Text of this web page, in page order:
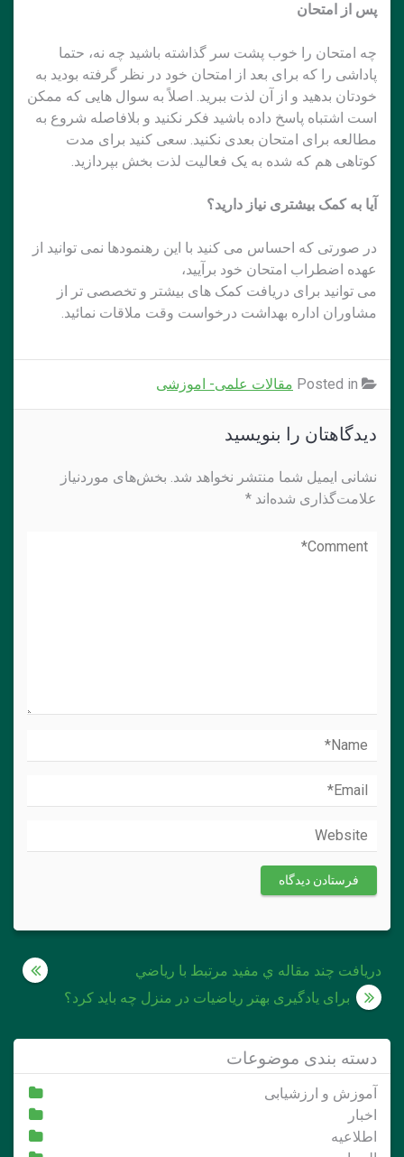
پس از امتحان
چه امتحان را خوب پشت سر گذاشته باشید چه نه، حتما
پاداشی را که برای بعد از امتحان خود در نظر گرفته بودید به
خودتان بدهید و از آن لذت ببرید. اصلاً به سوال هایی که ممکن
است اشتباه پاسخ داده باشید فکر نکنید و بلافاصله شروع به
مطالعه برای امتحان بعدی نکنید. سعی کنید برای مدت
کوتاهی هم که شده به یک فعالیت لذت بخش بپردازید.
آیا به کمک بیشتری نیاز دارید؟
در صورتی که احساس می کنید با این رهنمودها نمی توانید از
عهده اضطراب امتحان خود برآیید،
می توانید برای دریافت کمک های بیشتر و تخصصی تر از
مشاوران اداره بهداشت درخواست وقت ملاقات نمائید.
مقالات علمی- اموزشی
دیدگاهتان را بنویسید
نشانی ایمیل شما منتشر نخواهد شد. بخش‌های موردنیاز
علامت‌گذاری شده‌اند *
راهبری
نوشته
دريافت چند مقاله ي مفيد مرتبط با رياضي
برای یادگیری بهتر ریاضیات در منزل چه باید کرد؟
دسته بندی موضوعات
آموزش و ارزشیابی
اخبار
اطلاعیه